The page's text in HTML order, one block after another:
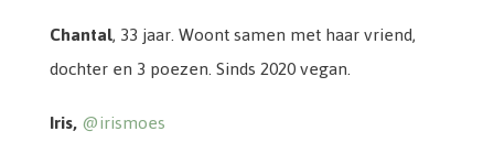
Chantal,33 jaar. Woont samen met haar vriend,
dochter en 3 poezen. Sinds 2020 vegan.
Iris,@irismoes